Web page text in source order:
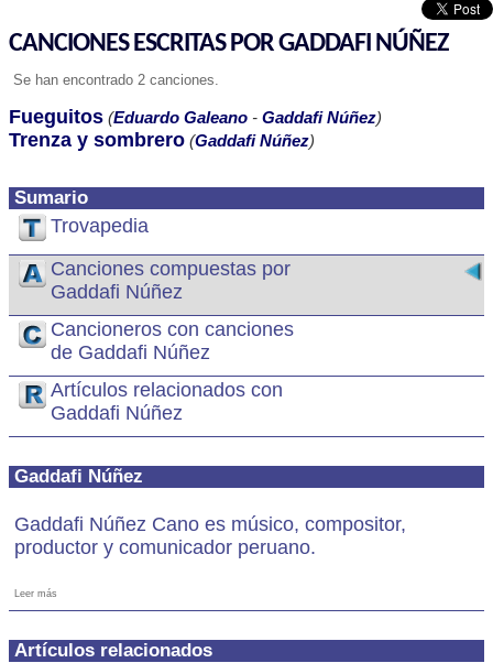
CANCIONES ESCRITAS POR GADDAFI NÚÑEZ
Se han encontrado 2 canciones.
Sumario
Trovapedia
Canciones compuestas por
Gaddafi Núñez
Cancioneros con canciones
de Gaddafi Núñez
Artículos relacionados con
Gaddafi Núñez
Gaddafi Núñez
Gaddafi Núñez Cano es músico, compositor,
productor y comunicador peruano.
Leer más
Artículos relacionados
Fueguitos (Eduardo Galeano - Gaddafi Núñez)
Trenza y sombrero (Gaddafi Núñez)